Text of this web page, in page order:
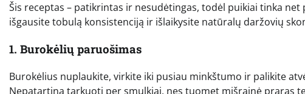
Šis receptas – patikrintas ir nesudėtingas, todėl puikiai tinka
išgausite tobulą konsistenciją ir išlaikysite natūralų daržovių
1. Burokėlių paruošimas
Burokėlius nuplaukite, virkite iki pusiau minkštumo ir palikite
Nepatartina tarkuoti per smulkiai, nes tuomet mišrainė praras